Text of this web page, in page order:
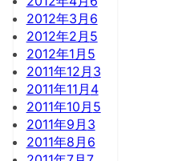
2012年3月 6
2012年2月 5
2012年1月 5
2011年12月 3
2011年11月 4
2011年10月 5
2011年9月 3
2011年8月 6